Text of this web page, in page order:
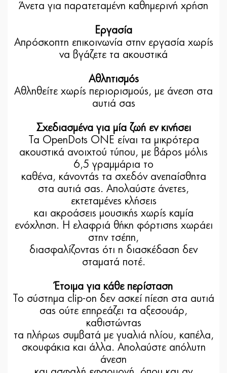
Άνετα για παρατεταμένη καθημερινή χρήση
Εργασία
Απρόσκοπτη επικοινωνία στην εργασία χωρίς
να βγάζετε τα ακουστικά
Αθλητισμός
Αθληθείτε χωρίς περιορισμούς, με άνεση στα
αυτιά σας
Σχεδιασμένα για μία ζωή εν κινήσει
Τα OpenDots ONE είναι τα μικρότερα
ακουστικά ανοιχτού τύπου, με βάρος μόλις
6,5 γραμμάρια το
καθένα, κάνοντάς τα σχεδόν ανεπαίσθητα
στα αυτιά σας. Απολαύστε άνετες,
εκτεταμένες κλήσεις
και ακροάσεις μουσικής χωρίς καμία
ενόχληση. Η ελαφριά θήκη φόρτισης χωράει
στην τσέπη,
διασφαλίζοντας ότι η διασκέδαση δεν
σταματά ποτέ.
Έτοιμα για κάθε περίσταση
Το σύστημα clip-on δεν ασκεί πίεση στα αυτιά
σας ούτε επηρεάζει τα αξεσουάρ,
καθιστώντας
τα πλήρως συμβατά με γυαλιά ηλίου, καπέλα,
σκουφάκια και άλλα. Απολαύστε απόλυτη
άνεση